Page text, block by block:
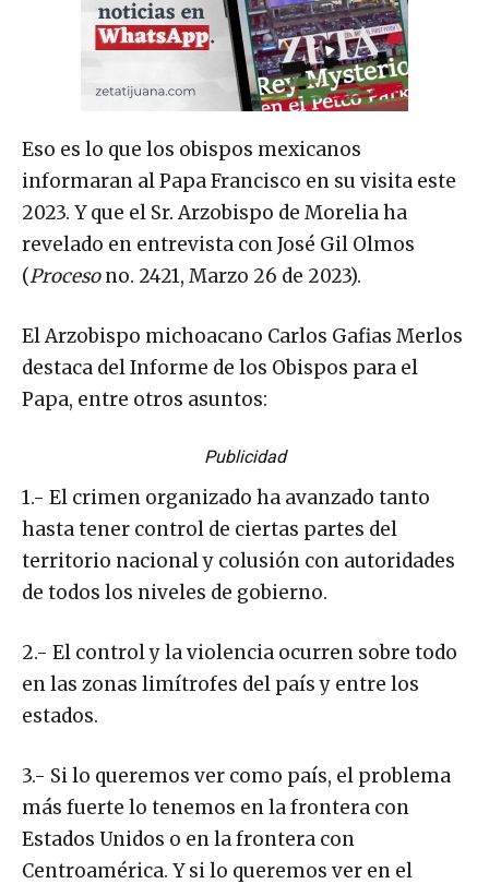
Eso es lo que los obispos mexicanos
informaran al Papa Francisco en su visita este
2023. Y que el Sr. Arzobispo de Morelia ha
revelado en entrevista con José Gil Olmos
(Procesono. 2421, Marzo 26 de 2023).
El Arzobispo michoacano Carlos Gafias Merlos
destaca del Informe de los Obispos para el
Papa, entre otros asuntos:
Publicidad
1.- El crimen organizado ha avanzado tanto
hasta tener control de ciertas partes del
territorio nacional y colusión con autoridades
de todos los niveles de gobierno.
2.- El control y la violencia ocurren sobre todo
en las zonas limítrofes del país y entre los
estados.
3.- Si lo queremos ver como país, el problema
más fuerte lo tenemos en la frontera con
Estados Unidos o en la frontera con
Centroamérica. Y si lo queremos ver en el